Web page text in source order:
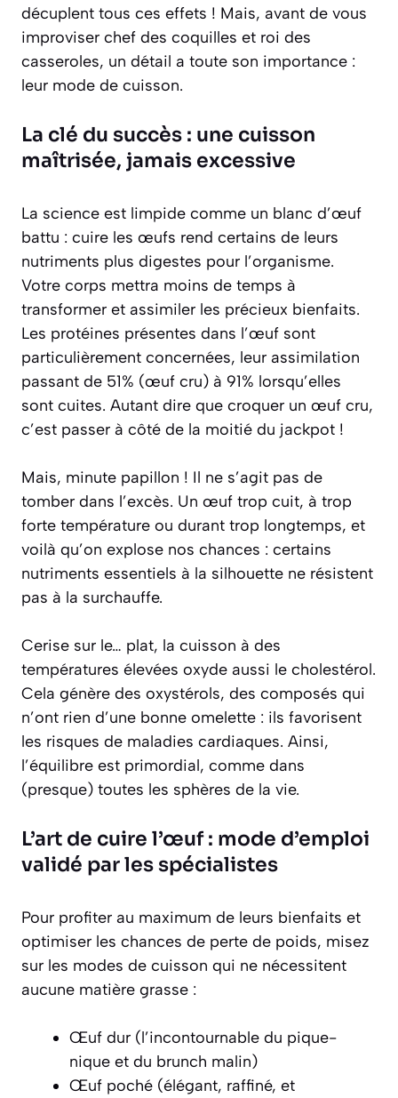
décuplent tous ces effets ! Mais, avant de vous
improviser chef des coquilles et roi des
casseroles, un détail a toute son importance :
leur mode de cuisson.
La clé du succès : une cuisson
maîtrisée, jamais excessive
La science est limpide comme un blanc d’œuf
battu : cuire les œufs rend certains de leurs
nutriments plus digestes pour l’organisme.
Votre corps mettra moins de temps à
transformer et assimiler les précieux bienfaits.
Les protéines présentes dans l’œuf sont
particulièrement concernées, leur assimilation
passant de 51% (œuf cru) à 91% lorsqu’elles
sont cuites. Autant dire que croquer un œuf cru,
c’est passer à côté de la moitié du jackpot !
Mais, minute papillon ! Il ne s’agit pas de
tomber dans l’excès. Un œuf trop cuit, à trop
forte température ou durant trop longtemps, et
voilà qu’on explose nos chances : certains
nutriments essentiels à la silhouette ne résistent
pas à la surchauffe.
Cerise sur le… plat, la cuisson à des
températures élevées oxyde aussi le cholestérol.
Cela génère des oxystérols, des composés qui
n’ont rien d’une bonne omelette : ils favorisent
les risques de maladies cardiaques. Ainsi,
l’équilibre est primordial, comme dans
(presque) toutes les sphères de la vie.
L’art de cuire l’œuf : mode d’emploi
validé par les spécialistes
Pour profiter au maximum de leurs bienfaits et
optimiser les chances de perte de poids, misez
sur les modes de cuisson qui ne nécessitent
aucune matière grasse :
Œuf dur (l’incontournable du pique-
nique et du brunch malin)
Œuf poché (élégant, raffiné, et